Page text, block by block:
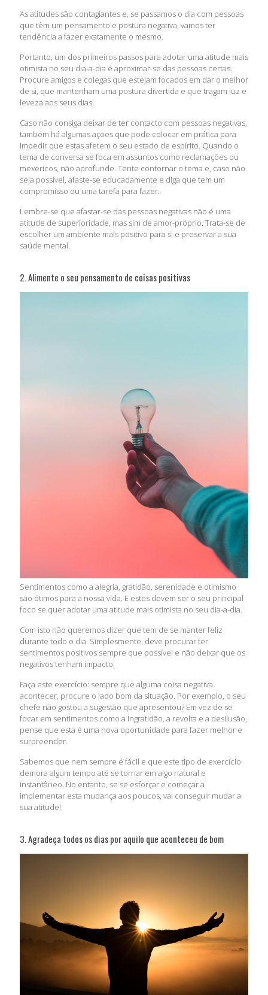
As atitudes são contagiantes e, se passamos o dia com pessoas
que têm um pensamento e postura negativa, vamos ter
tendência a fazer exatamente o mesmo.
Portanto, um dos primeiros passos para adotar uma atitude mais
otimista no seu dia-a-dia é aproximar-se das pessoas certas.
Procure amigos e colegas que estejam focados em dar o melhor
de si, que mantenham uma postura divertida e que tragam luz e
leveza aos seus dias.
Caso não consiga deixar de ter contacto com pessoas negativas,
também há algumas ações que pode colocar em prática para
impedir que estas afetem o seu estado de espírito. Quando o
tema de conversa se foca em assuntos como reclamações ou
mexericos, não aprofunde. Tente contornar o tema e, caso não
seja possível, afaste-se educadamente e diga que tem um
compromisso ou uma tarefa para fazer.
Lembre-se que afastar-se das pessoas negativas não é uma
atitude de superioridade, mas sim de amor-próprio. Trata-se de
escolher um ambiente mais positivo para si e preservar a sua
saúde mental.
2. Alimente o seu pensamento de coisas positivas
Sentimentos como a alegria, gratidão, serenidade e otimismo
são ótimos para a nossa vida. E estes devem ser o seu principal
foco se quer adotar uma atitude mais otimista no seu dia-a-dia.
Com isto não queremos dizer que tem de se manter feliz
durante todo o dia. Simplesmente, deve procurar ter
sentimentos positivos sempre que possível e não deixar que os
negativos tenham impacto.
Faça este exercício: sempre que alguma coisa negativa
acontecer, procure o lado bom da situação. Por exemplo, o seu
chefe não gostou a sugestão que apresentou? Em vez de se
focar em sentimentos como a ingratidão, a revolta e a desilusão,
pense que esta é uma nova oportunidade para fazer melhor e
surpreender.
Sabemos que nem sempre é fácil e que este tipo de exercício
demora algum tempo até se tornar em algo natural e
instantâneo. No entanto, se se esforçar e começar a
implementar esta mudança aos poucos, vai conseguir mudar a
sua atitude!
3. Agradeça todos os dias por aquilo que aconteceu de bom